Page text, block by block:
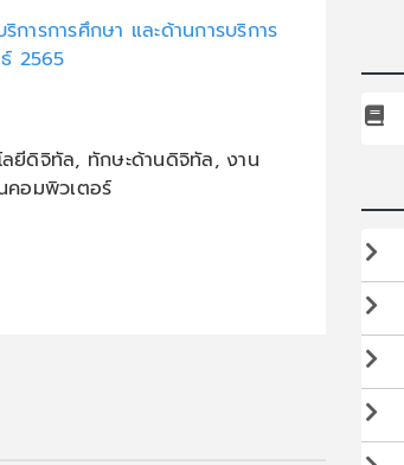
การการศึกษา และด้านการบริการ
2565
ลยีดิจิทัล, ทักษะด้านดิจิทัล, งาน
คอมพิวเตอร์